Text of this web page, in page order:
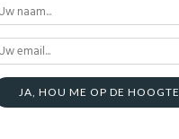
JA, HOU ME OP DE HOOGTE